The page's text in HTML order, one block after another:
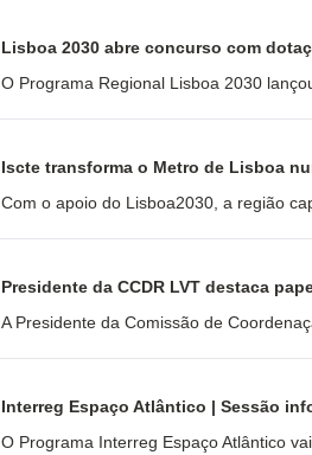
Lisboa 2030 abre concurso com
O Programa Regional Lisboa 2030
Iscte transforma o Metro de Lisboa
Com o apoio do Lisboa2030, a região
Presidente da CCDR LVT destaca
A Presidente da Comissão de
Interreg Espaço Atlântico | Sessão
O Programa Interreg Espaço Atlântico